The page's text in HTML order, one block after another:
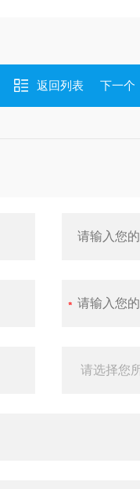
返回列表 下一个